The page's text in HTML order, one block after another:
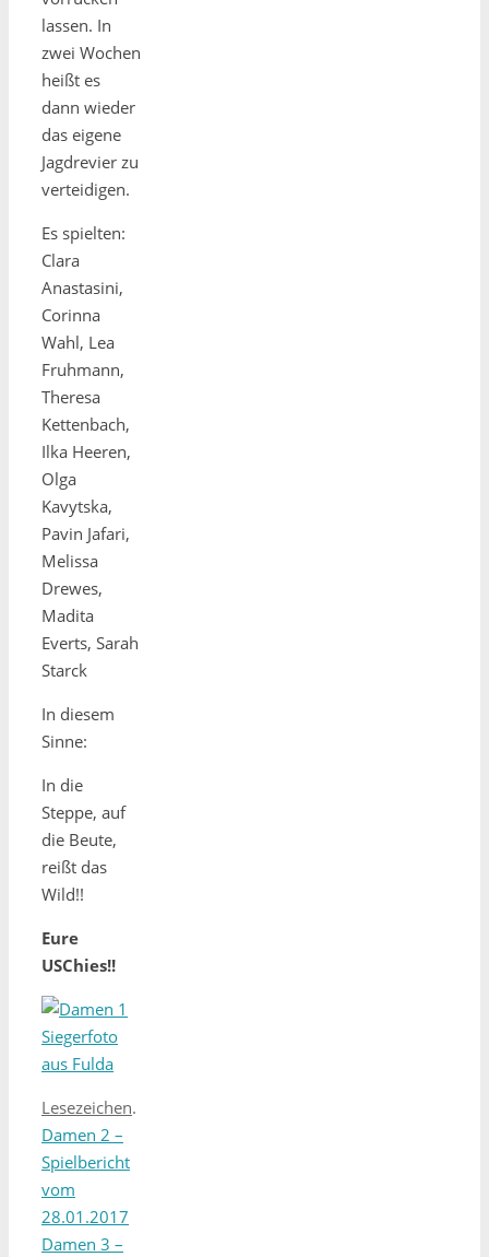
lassen. In
zwei Wochen
heißt es
dann wieder
das eigene
Jagdrevier zu
verteidigen.
Es spielten:
Clara
Anastasini,
Corinna
Wahl, Lea
Fruhmann,
Theresa
Kettenbach,
Ilka Heeren,
Olga
Kavytska,
Pavin Jafari,
Melissa
Drewes,
Madita
Everts, Sarah
Starck
In diesem
Sinne:
In die
Steppe, auf
die Beute,
reißt das
Wild!!
Eure
USChies!!
Lesezeichen.
Damen 2 –
Spielbericht
vom
28.01.2017
Damen 3 –